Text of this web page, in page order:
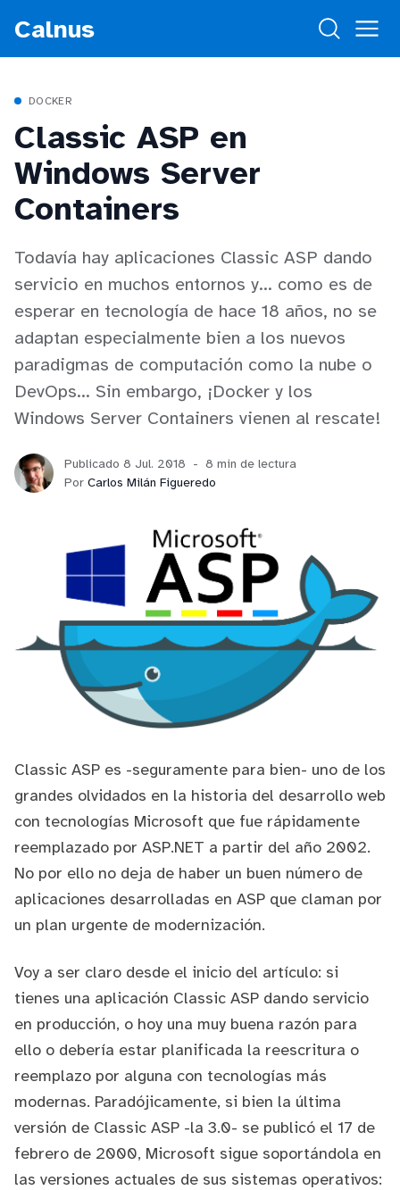
Calnus
DOCKER
Classic ASP en
Windows Server
Containers
Todavía hay aplicaciones Classic ASP dando
servicio en muchos entornos y... como es de
esperar en tecnología de hace 18 años, no se
adaptan especialmente bien a los nuevos
paradigmas de computación como la nube o
DevOps... Sin embargo, ¡Docker y los
Windows Server Containers vienen al rescate!
Publicado 8 Jul. 2018
8 min de lectura
Por Carlos Milán Figueredo
Classic ASP es -seguramente para bien- uno de los
grandes olvidados en la historia del desarrollo web
con tecnologías Microsoft que fue rápidamente
reemplazado por ASP.NET a partir del año 2002.
No por ello no deja de haber un buen número de
aplicaciones desarrolladas en ASP que claman por
un plan urgente de modernización.
Voy a ser claro desde el inicio del artículo: si
tienes una aplicación Classic ASP dando servicio
en producción, o hoy una muy buena razón para
ello o debería estar planificada la reescritura o
reemplazo por alguna con tecnologías más
modernas. Paradójicamente, si bien la última
versión de Classic ASP -la 3.0- se publicó el 17 de
febrero de 2000, Microsoft sigue soportándola en
las versiones actuales de sus sistemas operativos: